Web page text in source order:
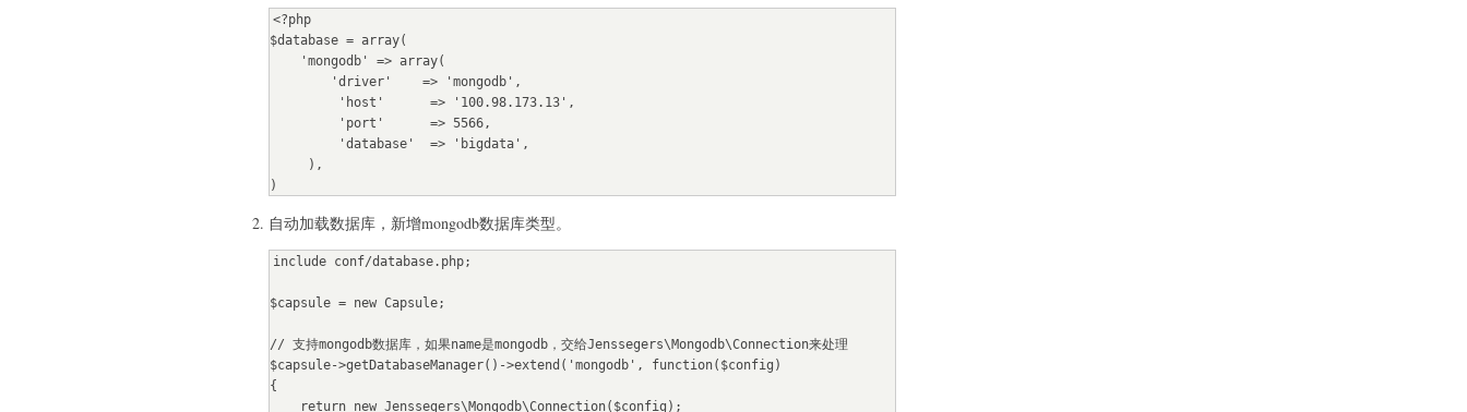
<?php
$database = array(
)
自动加载数据库，新增mongodb数据库类型。
include conf/database.php;
$capsule = new Capsule;
// 支持mongodb数据库，如果name是mongodb，交给Jenssegers\Mongodb\Connection来处理
$capsule->getDatabaseManager()->extend('mongodb', function($config)
{